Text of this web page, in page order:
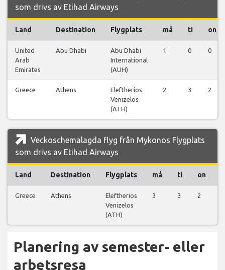
som drivs av Etihad Airways
Land Destination Flygplats må ti on
United
Arab
Emirates
Abu Dhabi
Abu Dhabi
International
(AUH)
1 0 0
Greece Athens
Eleftherios
Venizelos
(ATH)
2 3 2
Veckoschemalagda flyg från Mykonos Flygplats
som drivs av Etihad Airways
Land Destination Flygplats må ti on
Greece Athens
Eleftherios
Venizelos
(ATH)
3 3 2
Planering av semester- eller
arbetsresa